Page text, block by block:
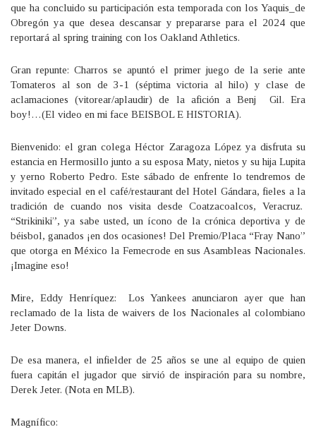
que ha concluido su participación esta temporada con los Yaquis_de
Obregón ya que desea descansar y prepararse para el 2024 que
reportará al spring training con los Oakland Athletics.
Gran repunte: Charros se apuntó el primer juego de la serie ante
Tomateros al son de 3-1 (séptima victoria al hilo) y clase de
aclamaciones (vitorear/aplaudir) de la afición a Benj Gil. Era
boy!…(El video en mi face BEISBOL E HISTORIA).
Bienvenido: el gran colega Héctor Zaragoza López ya disfruta su
estancia en Hermosillo junto a su esposa Maty, nietos y su hija Lupita
y yerno Roberto Pedro. Este sábado de enfrente lo tendremos de
invitado especial en el café/restaurant del Hotel Gándara, fieles a la
tradición de cuando nos visita desde Coatzacoalcos, Veracruz.
“Strikiniki”, ya sabe usted, un ícono de la crónica deportiva y de
béisbol, ganados ¡en dos ocasiones! Del Premio/Placa “Fray Nano”
que otorga en México la Femecrode en sus Asambleas Nacionales.
¡Imagine eso!
Mire, Eddy Henríquez: Los Yankees anunciaron ayer que han
reclamado de la lista de waivers de los Nacionales al colombiano
Jeter Downs.
De esa manera, el infielder de 25 años se une al equipo de quien
fuera capitán el jugador que sirvió de inspiración para su nombre,
Derek Jeter. (Nota en MLB).
Magnífico: